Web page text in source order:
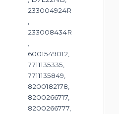
233004924R
233008434R
6001549012,
7711135335,
7711135849,
8200182178,
8200266717,
8200266777,